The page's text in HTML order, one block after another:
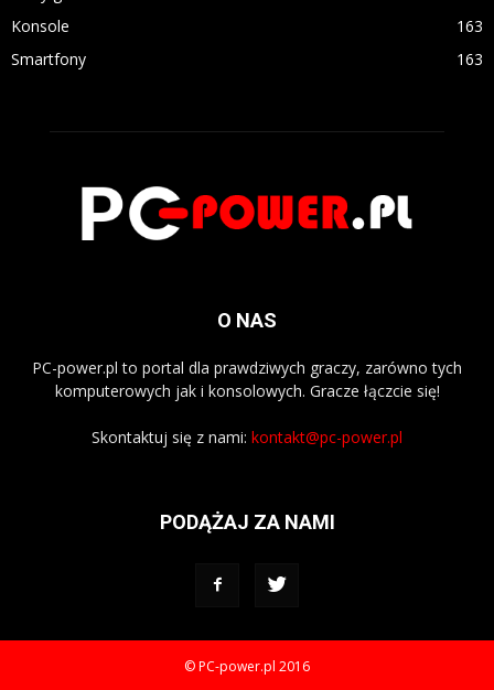
Konsole
163
Smartfony
163
O NAS
PC-power.pl to portal dla prawdziwych graczy, zarówno tych
komputerowych jak i konsolowych. Gracze łączcie się!
Skontaktuj się z nami: kontakt@pc-power.pl
PODĄŻAJ ZA NAMI
© PC-power.pl 2016